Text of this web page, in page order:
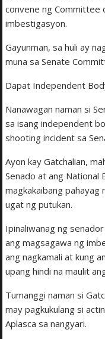
convene ng Committee
imbestigasyon.
Gayunman, sa huli ay
muna sa Senate
Dapat Independent
Nanawagan naman si
sa isang independent
shooting incident sa
Ayon kay Gatchalian,
Senado at ang National
magkakaibang pahayag
ugat ng putukan.
Ipinaliwanag ng
ang magsagawa ng
ang nagkamali at kung
upang hindi na maulit
Tumanggi naman si
may pagkukulang si
Aplasca sa nangyari.